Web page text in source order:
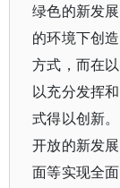
绿色的新发
的环境下创
方式，而在
以充分发挥
式得以创新
开放的新发
面等实现全